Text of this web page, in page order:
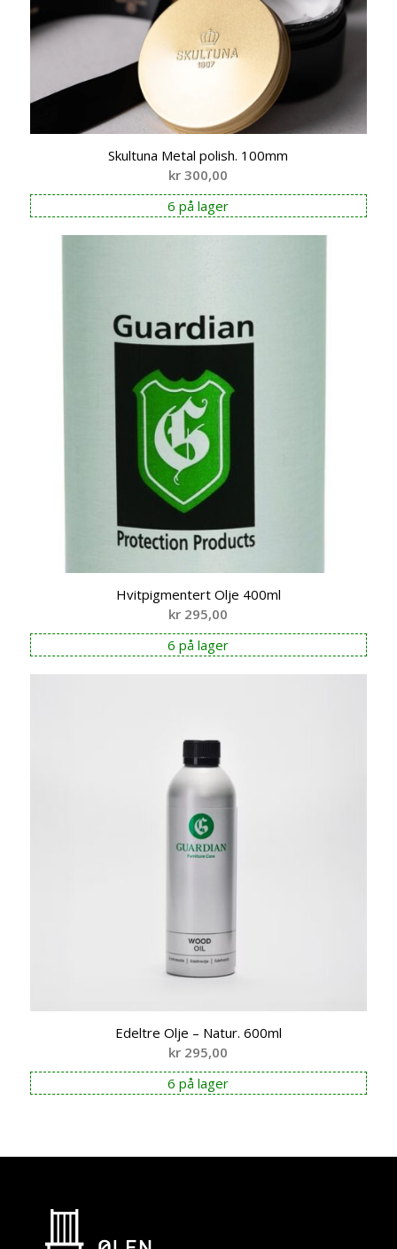
Skultuna Metal polish. 100mm
kr 300,00
6 på lager
Hvitpigmentert Olje 400ml
kr 295,00
6 på lager
Edeltre Olje – Natur. 600ml
kr 295,00
6 på lager